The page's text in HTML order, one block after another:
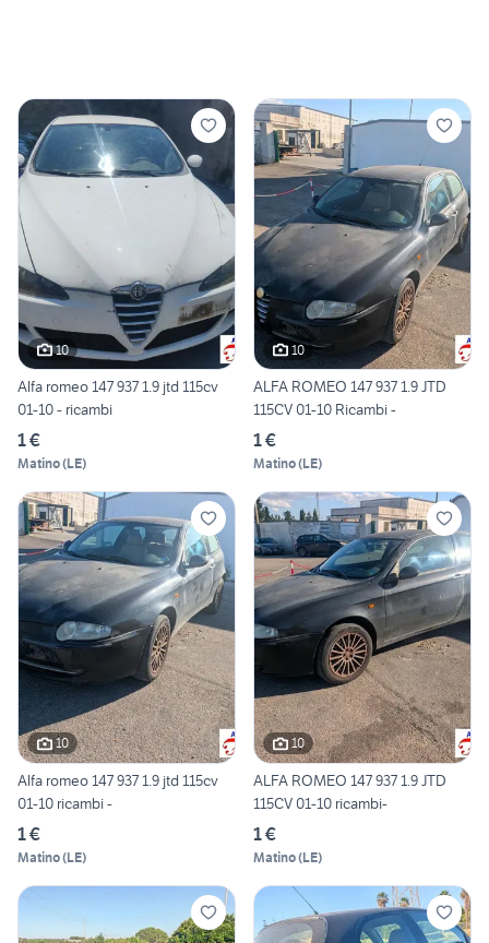
10
Alfa romeo 147 937 1.9 jtd 115cv
01-10 - ricambi
1 €
Matino(LE)
10
ALFA ROMEO 147 937 1.9 JTD
115CV 01-10 Ricambi -
1 €
Matino(LE)
10
Alfa romeo 147 937 1.9 jtd 115cv
01-10 ricambi -
1 €
Matino(LE)
10
ALFA ROMEO 147 937 1.9 JTD
115CV 01-10 ricambi-
1 €
Matino(LE)